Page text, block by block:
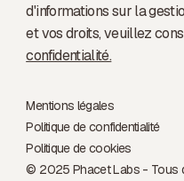
d'informations sur la
et vos droits, veuillez
confidentialité.
© 2025 Phacet Labs - Tous
Mentions légales
Politique de confidentialité
Politique de cookies